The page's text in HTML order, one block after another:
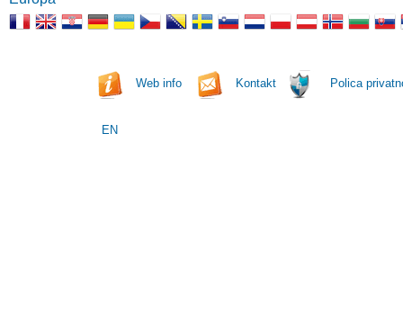
Web info Kontakt Polica
EN